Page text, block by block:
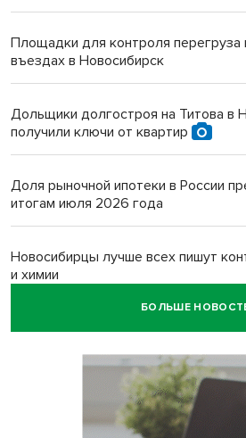
Площадки для контроля перегруза
въездах в Новосибирск
Дольщики долгостроя на Титова в
получили ключи от квартир
Доля рыночной ипотеки в России
итогам июля 2026 года
Новосибирцы лучше всех пишут
и химии
Нейросеть для диагностики
Двум бойцам СВО после минно-
«оживили» нервы в Новосибирске
БОЛЬШЕ